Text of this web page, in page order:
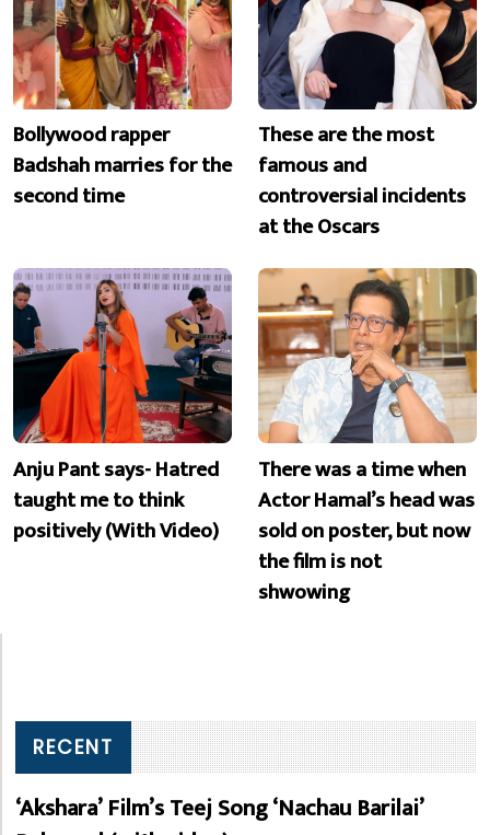
Bollywood rapper
Badshah marries for the
second time
These are the most
famous and
controversial incidents
at the Oscars
Anju Pant says- Hatred
taught me to think
positively (With Video)
There was a time when
Actor Hamal’s head was
sold on poster, but now
the film is not
shwowing
RECENT
‘Akshara’ Film’s Teej Song ‘Nachau Barilai’